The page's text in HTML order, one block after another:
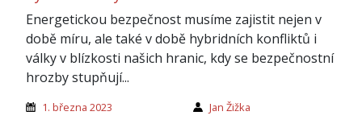
Energetickou bezpečnost musíme zajistit nejen v
době míru, ale také v době hybridních konfliktů i
války v blízkosti našich hranic, kdy se bezpečnostní
hrozby stupňují...
1. března 2023 Jan Žižka